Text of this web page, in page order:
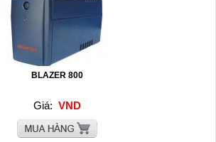
BLAZER 800
Giá: VND